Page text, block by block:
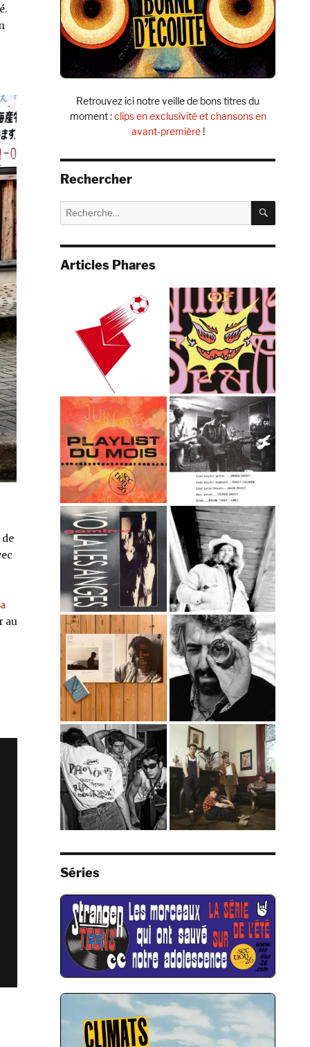
au
Retrouvez ici notre veille de bons titres du
moment :clips en exclusivité et chansons en
avant-première!
Rechercher
Recherche
pour :
Articles Phares
Séries